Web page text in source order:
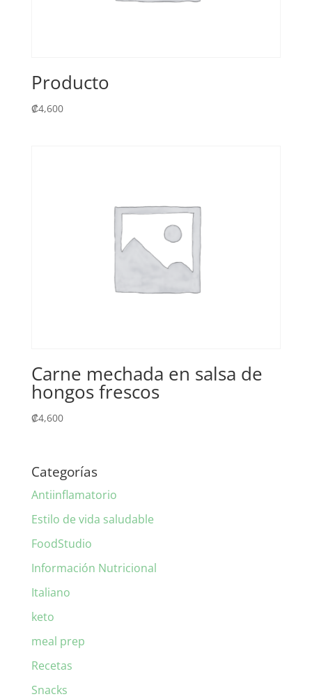
Producto
₡4,600
Carne mechada en salsa de
hongos frescos
₡4,600
Categorías
Antiinflamatorio
Estilo de vida saludable
FoodStudio
Información Nutricional
Italiano
keto
meal prep
Recetas
Snacks